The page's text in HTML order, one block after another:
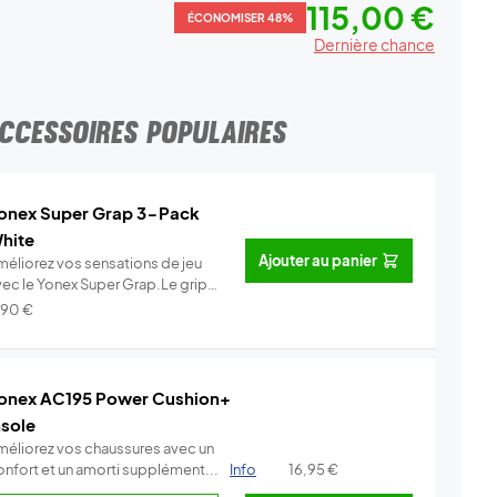
ÉCONOMISER 48% 115,00 €
Dernière chance
POPULAIRES
Super Grap 3-Pack
vos sensations de jeu
le Yonex Super Grap.Le grip
Info
€
Ajouter au panier
AC195 Power Cushion+
vos chaussures avec un
et un amorti supplément...
Info 16,95€